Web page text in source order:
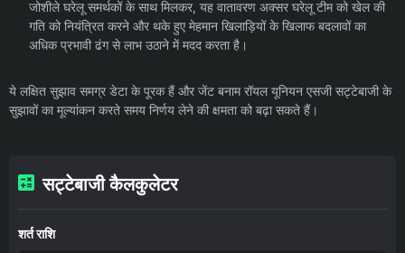
जोशीले घरेलू समर्थकों के साथ मिलकर, यह वातावरण अक्सर घरेलू टीम को खेल की
गति को नियंत्रित करने और थके हुए मेहमान खिलाड़ियों के खिलाफ बदलावों का
अधिक प्रभावी ढंग से लाभ उठाने में मदद करता है।
ये लक्षित सुझाव समग्र डेटा के पूरक हैं और जेंट बनाम रॉयल यूनियन एसजी सट्टेबाजी के
सुझावों का मूल्यांकन करते समय निर्णय लेने की क्षमता को बढ़ा सकते हैं।
सट्टेबाजी कैलकुलेटर
शर्त राशि